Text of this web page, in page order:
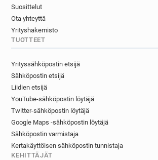
Suosittelut
Ota yhteyttä
Yrityshakemisto
TUOTTEET
Yrityssähköpostin etsijä
Sähköpostin etsijä
Liidien etsijä
YouTube-sähköpostin löytäjä
Twitter-sähköpostin löytäjä
Google Maps -sähköpostin löytäjä
Sähköpostin varmistaja
Kertakäyttöisen sähköpostin tunnistaja
KEHITTÄJÄT